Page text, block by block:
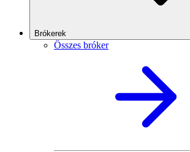
Brókerek
Összes bróker